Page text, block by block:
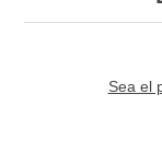
Sea el